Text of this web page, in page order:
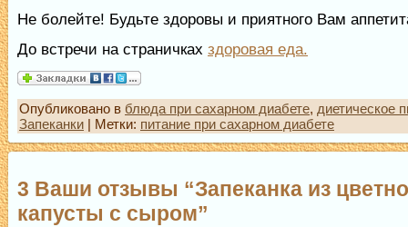
Не болейте! Будьте здоровы и приятного Вам
До встречи на страничках здоровая еда.
Опубликовано в блюда при сахарном диабете, диетическое
Запеканки | Метки: питание при сахарном диабете
3 Ваши отзывы “Запеканка из
капусты с сыром”